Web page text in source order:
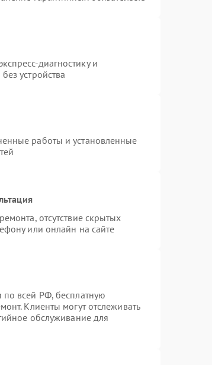
диагностику и
устройства
работы и установленные
отсутствие скрытых
или онлайн на сайте
по всей РФ, бесплатную
Клиенты могут отслеживать
обслуживание для